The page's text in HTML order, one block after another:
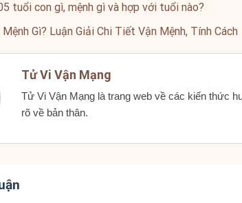
tuổi con gì, mệnh gì và hợp với tuổi nào?
Gì? Luận Giải Chi Tiết Vận Mệnh, Tính Cách
Tử Vi Vận Mạng
Tử Vi Vận Mạng là trang web về các kiến thức
rõ về bản thân.